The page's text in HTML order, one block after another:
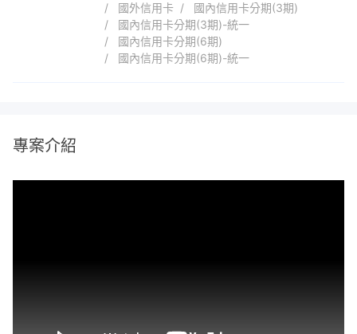
國外信用卡
國內信用卡分期(3期)
國內信用卡分期(3期)-統一
國內信用卡分期(6期)
國內信用卡分期(6期)-統一
專案介紹